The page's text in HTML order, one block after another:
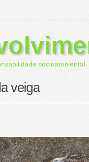
socioambiental
veiga